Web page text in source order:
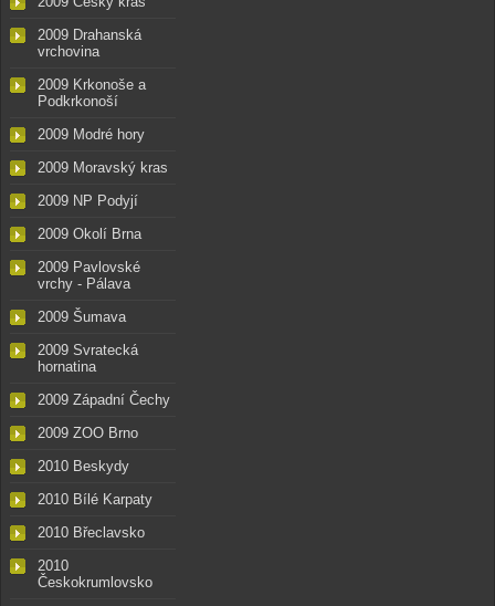
2009 Drahanská
vrchovina
2009 Krkonoše a
Podkrkonoší
2009 Modré hory
2009 Moravský kras
2009 NP Podyjí
2009 Okolí Brna
2009 Pavlovské
vrchy - Pálava
2009 Šumava
2009 Svratecká
hornatina
2009 Západní Čechy
2009 ZOO Brno
2010 Beskydy
2010 Bílé Karpaty
2010 Břeclavsko
2010
Českokrumlovsko